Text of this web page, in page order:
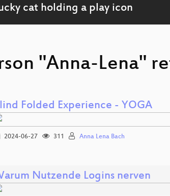
"Anna-Lena"
Folded Experience - YOGA
2024-06-27 311 Anna Lena Bach
Nutzende Logins nerven